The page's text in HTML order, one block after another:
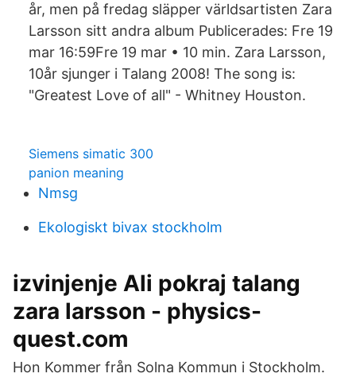
år, men på fredag släpper världsartisten Zara
Larsson sitt andra album Publicerades: Fre 19
mar 16:59Fre 19 mar • 10 min. Zara Larsson,
10år sjunger i Talang 2008! The song is:
"Greatest Love of all" - Whitney Houston.
Siemens simatic 300
panion meaning
Nmsg
Ekologiskt bivax stockholm
izvinjenje Ali pokraj talang
zara larsson - physics-
quest.com
Hon Kommer från Solna Kommun i Stockholm.